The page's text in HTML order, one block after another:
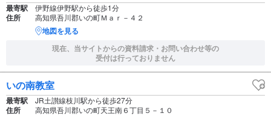
最寄駅 伊野線伊野駅から徒歩1分
住所 高知県吾川郡いの町Ｍａｒ－４２
地図を見る
現在、当サイトからの資料請求・お問い合わせ等の
受付は行っておりません
いの南教室
最寄駅 JR土讃線枝川駅から徒歩27分
住所 高知県吾川郡いの町天王南６丁目５－１０